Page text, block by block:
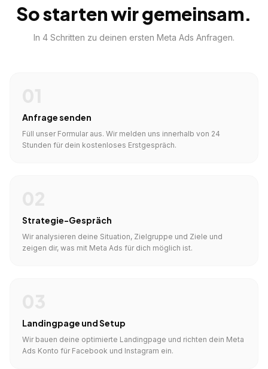
So starten wir gemeinsam.
In 4 Schritten zu deinen ersten Meta Ads Anfragen.
Anfrage senden
Füll unser Formular aus. Wir melden uns innerhalb von 24
Stunden für dein kostenloses Erstgespräch.
Strategie-Gespräch
Wir analysieren deine Situation, Zielgruppe und Ziele und
zeigen dir, was mit Meta Ads für dich möglich ist.
Landingpage und Setup
Wir bauen deine optimierte Landingpage und richten dein Meta
Ads Konto für Facebook und Instagram ein.